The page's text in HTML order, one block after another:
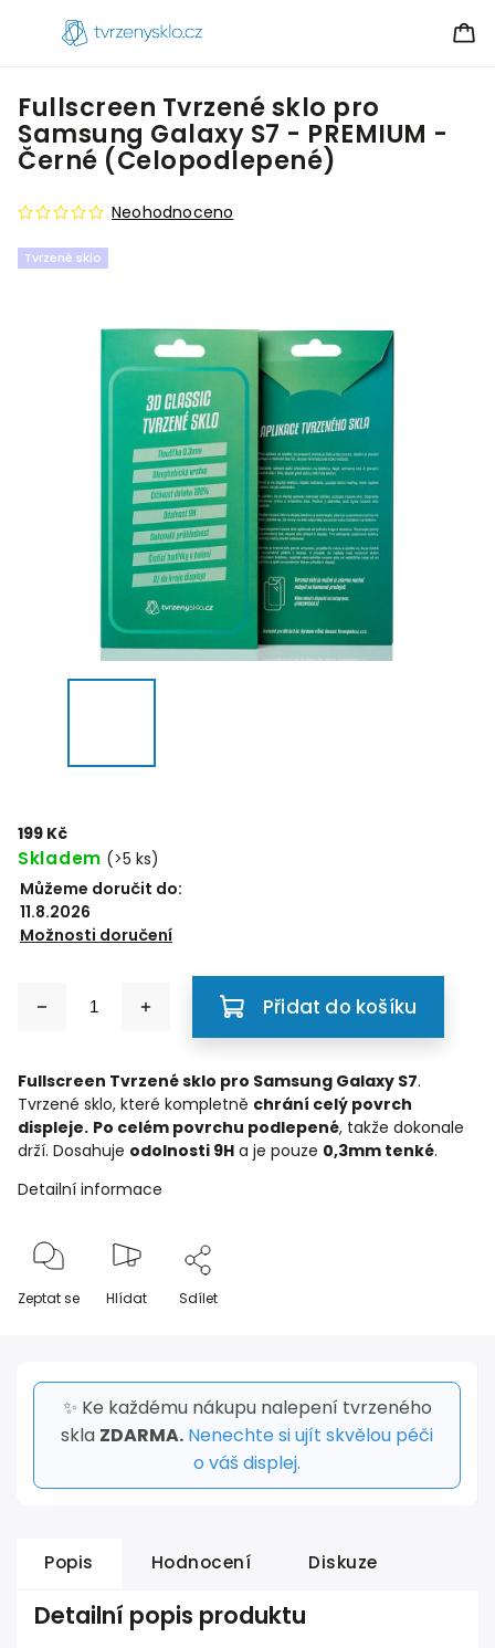
Fullscreen Tvrzené sklo pro
Samsung Galaxy S7 - PREMIUM -
Černé (Celopodlepené)
Tvrzené sklo
Neohodnoceno
199 Kč
Skladem (>5 ks)
Můžeme doručit do:
11.8.2026
Možnosti doručení
Přidat do košíku
Fullscreen Tvrzené sklo pro Samsung Galaxy S7.
Tvrzené sklo, které kompletně chrání celý povrch
displeje. Po celém povrchu podlepené, takže dokonale
drží. Dosahuje odolnosti 9H a je pouze 0,3mm tenké.
Detailní informace
Zeptat se Hlídat Sdílet
✨ Ke každému nákupu nalepení tvrzeného
skla ZDARMA. Nenechte si ujít skvělou péči
o váš displej.
Popis Hodnocení Diskuze
Detailní popis produktu